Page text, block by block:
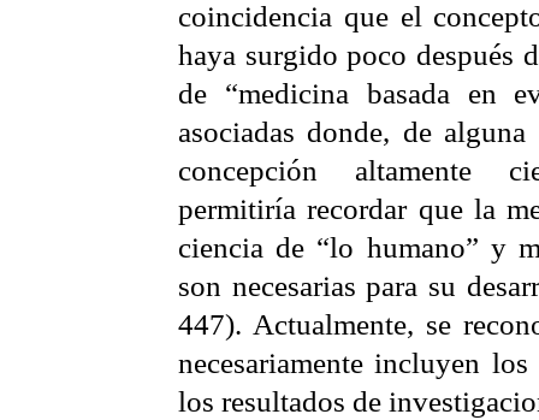
coincidencia que el
haya surgido poco después
de “medicina basada en
asociadas donde, de
concepción altamente
permitiría recordar que la
ciencia de “lo humano” y
son necesarias para su
447). Actualmente, se
necesariamente incluyen
los resultados de